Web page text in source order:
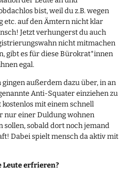
bist, weil du z.B. wegen
etc. auf den Ämtern nicht klar
Jetzt verhungerst du auch
nicht mitmachen
gibt es für diese Bürokrat*innen
egal.
außerdem dazu über, in an
Anti-Squater einziehen zu
kostenlos mit einem schnell
nur einer Duldung wohnen
sollen, sobald dort noch jemand
Dabei spielt mensch da aktiv mit
Leute erfrieren?